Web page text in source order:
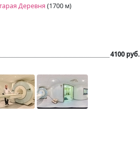
Деревня (1700 м)
4100 руб.